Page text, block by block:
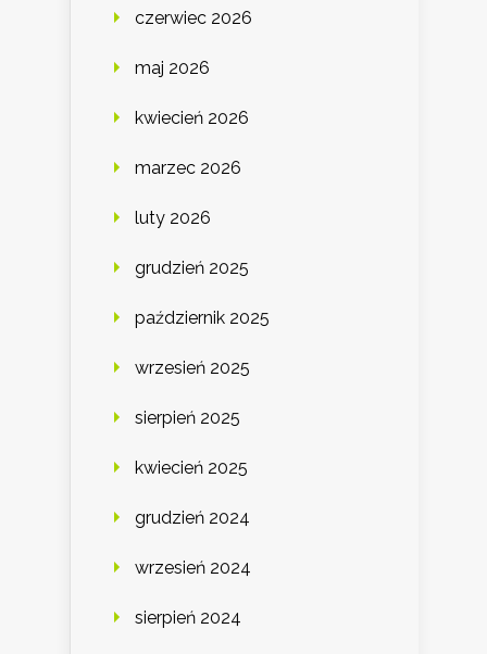
czerwiec 2026
maj 2026
kwiecień 2026
marzec 2026
luty 2026
grudzień 2025
październik 2025
wrzesień 2025
sierpień 2025
kwiecień 2025
grudzień 2024
wrzesień 2024
sierpień 2024